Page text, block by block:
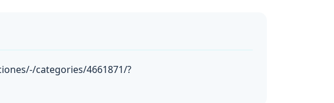
categories/4661871/?